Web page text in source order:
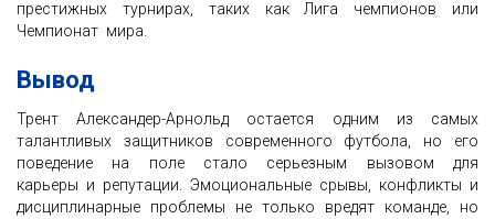
престижных турнирах, таких как Лига чемпионов или
Чемпионат мира.
Вывод
Трент Александер-Арнольд остается одним из самых
талантливых защитников современного футбола, но его
поведение на поле стало серьезным вызовом для
карьеры и репутации. Эмоциональные срывы, конфликты и
дисциплинарные проблемы не только вредят команде, но